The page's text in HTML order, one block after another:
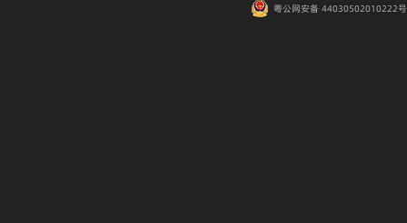
粤公网安备 44030502010222号